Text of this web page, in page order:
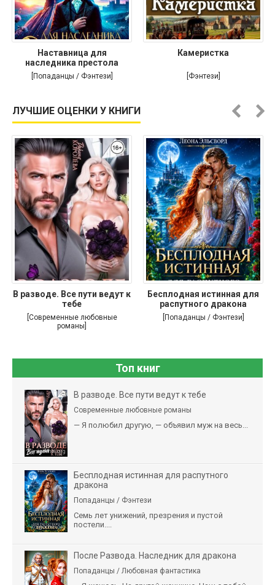
Наставница для
наследника престола
[Попаданцы / Фэнтези]
Камеристка
[Фэнтези]
ЛУЧШИЕ ОЦЕНКИ У КНИГИ
В разводе. Все пути ведут к
тебе
[Современные любовные
романы]
Бесплодная истинная для
распутного дракона
[Попаданцы / Фэнтези]
Топ книг
В разводе. Все пути ведут к тебе
Современные любовные романы
— Я полюбил другую, — объявил муж на весь...
Бесплодная истинная для распутного
дракона
Попаданцы / Фэнтези
Семь лет унижений, презрения и пустой
постели....
После Развода. Наследник для дракона
Попаданцы / Любовная фантастика